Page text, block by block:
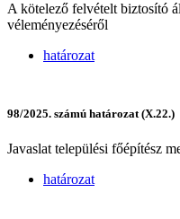
A kötelező felvételt biztosító
véleményezéséről
határozat
98/2025. számú határozat (X.22.)
Javaslat települési főépítész
határozat